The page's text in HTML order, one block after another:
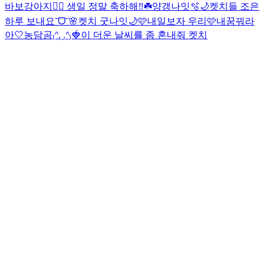
바보강아지❤️‍🔥 생일 정말 축하해‼️☘️양갱나잇🫧🌙켓치들 조은
하루 보내요˘ᗜ˘🌸켓치 굿나잇🌙🩷내일보자 우리🩷내꿈꿔라
아🤍농담곰₍ᐢ. ̫.ᐢ₎🍓이 더운 날씨를 좀 혼내줘 켓치